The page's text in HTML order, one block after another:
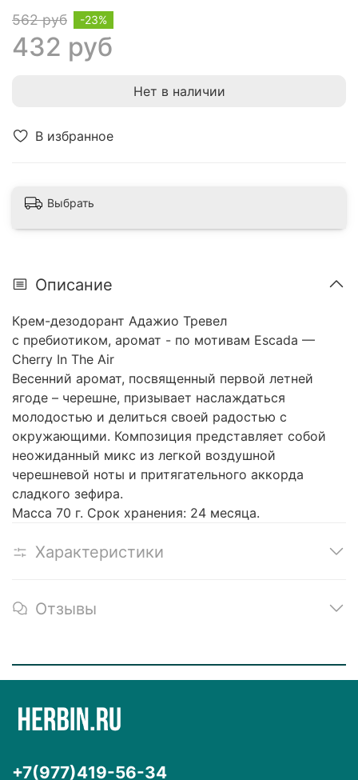
В избранное
562 руб
432 руб
-23%
Нет в наличии
Выбрать
Описание
Крем-дезодорант Адажио Тревел
с пребиотиком, аромат - по мотивам Escada —
Cherry In The Air
Весенний аромат, посвященный первой летней
ягоде – черешне, призывает наслаждаться
молодостью и делиться своей радостью с
окружающими. Композиция представляет собой
неожиданный микс из легкой воздушной
черешневой ноты и притягательного аккорда
сладкого зефира.
Масса 70 г. Срок хранения: 24 месяца.
Характеристики
Отзывы
+7(977)419-56-34